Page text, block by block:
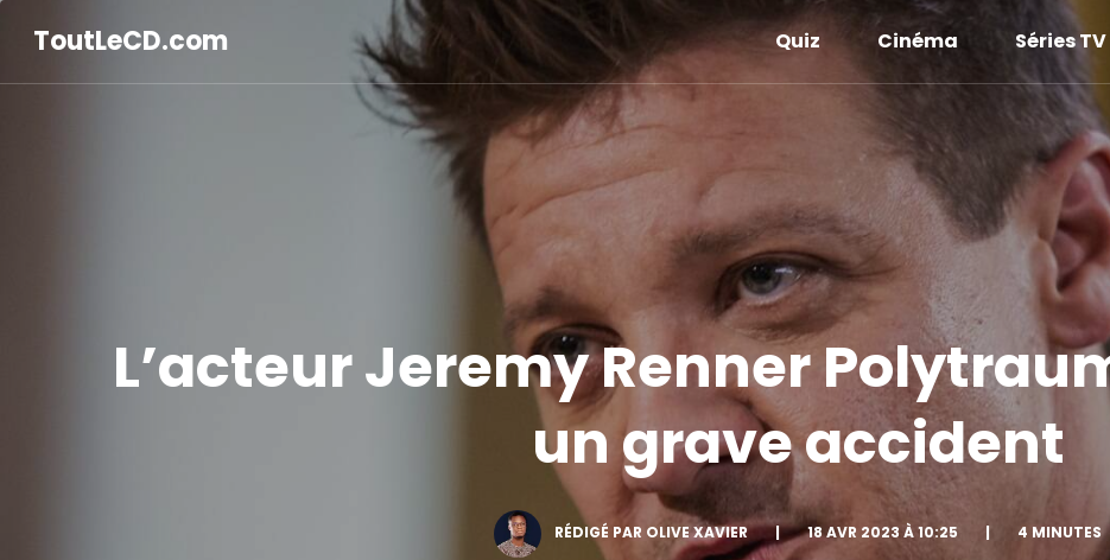
ToutLeCD.com Quiz Cinéma Séries TV
L’acteur Jeremy Renner
un grave accident
RÉDIGÉ PAR OLIVE XAVIER | 18 AVR 2023 À 10:25 | 4 MINUTES